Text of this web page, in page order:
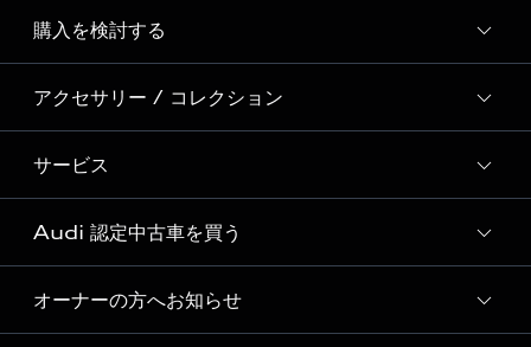
Story of Progress
Audi Sport
Formula 1®
デジタルサービス
ディーラー検索
新車在庫検索
試乗車・展示車検索
見積り依頼
試乗予約
購入を検討する
モデル一覧
特別仕様モデル / 限定モデル
e-tronラインアップ
価格シミュレーション
車両比較
アクセサリー / コレクション
純正アクセサリー
オンラインショップ
Audi collection
アウディナビアプリ
サービス
サービス入庫予約
サービスプログラム
メンテナンス
Audi 認定中古車を買う
Audi認定中古車
オーナーの方へお知らせ